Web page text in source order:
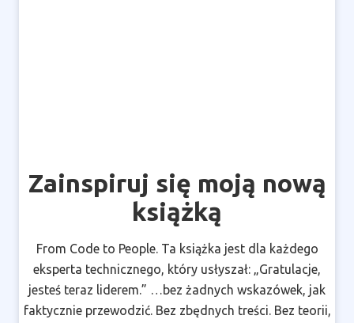
Zainspiruj się moją nową
książką
From Code to People. Ta książka jest dla każdego
eksperta technicznego, który usłyszał: „Gratulacje,
jesteś teraz liderem.” …bez żadnych wskazówek, jak
faktycznie przewodzić. Bez zbędnych treści. Bez teorii,